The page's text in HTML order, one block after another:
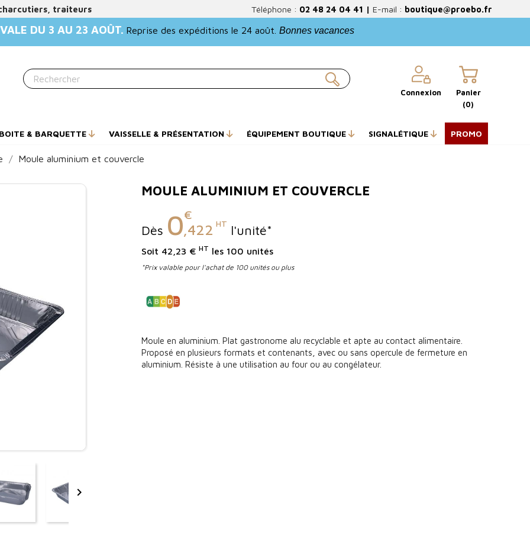
traiteurs Téléphone : 02 48 24 04 41 | E-mail : boutique@proebo.fr
DU 3 AU 23 AOÛT. Reprise des expéditions le 24 août. Bonnes vacances
Connexion
Panier
(0)
& BARQUETTE VAISSELLE & PRÉSENTATION ÉQUIPEMENT BOUTIQUE SIGNALÉTIQUE PROMO
Moule aluminium et couvercle

MOULE ALUMINIUM ET COUVERCLE
Dès 0€
,422 HT l'unité*
Soit 42,23 € HT les 100 unités
*Prix valable pour l'achat de 100 unités ou plus
Moule en aluminium. Plat gastronome alu recyclable et apte au contact alimentaire.
Proposé en plusieurs formats et contenants, avec ou sans opercule de fermeture en
aluminium. Résiste à une utilisation au four ou au congélateur.